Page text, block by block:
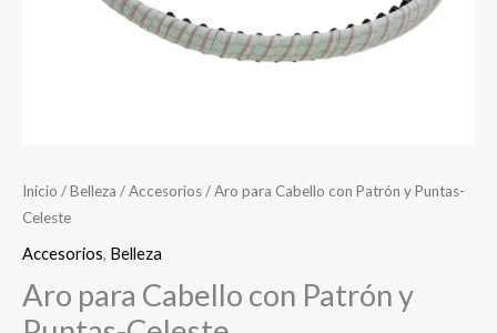
Inicio /Belleza /Accesorios/ Aro para Cabello con Patrón y Puntas-
Celeste
Accesorios, Belleza
Aro para Cabello con Patrón y